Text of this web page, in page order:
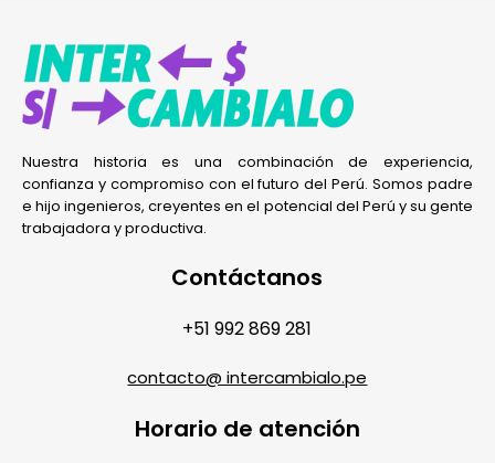
Nuestra historia es una combinación de experiencia,
confianza y compromiso con el futuro del Perú. Somos padre
e hijo ingenieros, creyentes en el potencial del Perú y su gente
trabajadora y productiva.
Contáctanos
+51 992 869 281
contacto@ intercambialo.pe
Horario de atención